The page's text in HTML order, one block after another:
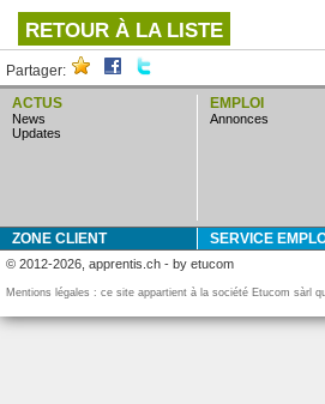
RETOUR À LA LISTE
Partager:
ACTUS
news
updates
EMPLOI
annonces
ZONE CLIENT SERVICE
© 2012-2026, apprentis.ch - by etucom
Mentions légales : ce site appartient à la société Etucom sàrl